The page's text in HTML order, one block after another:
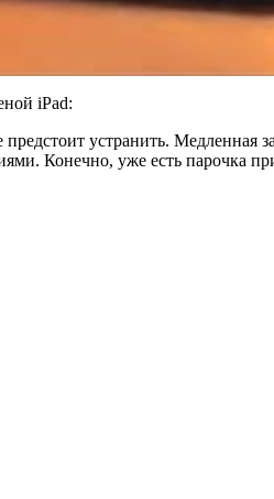
iPad:
устранить. Медленная
Конечно, уже есть парочка